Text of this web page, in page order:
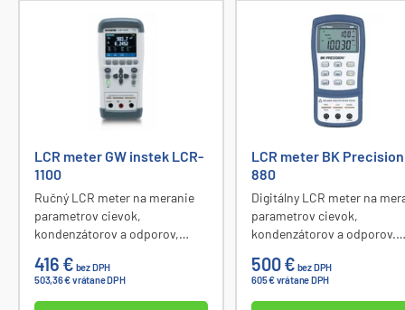
LCR meter GW instek LCR-
1100
Ručný LCR meter na meranie
parametrov cievok,
kondenzátorov a odporov,
meracia frekvencia 50 / 100 /
120 Hz / 1k / 2k / 10k / 50k / 100
kHz, merané veličiny C-D, C-Q,
416 € bez DPH
503,36 € vrátane DPH
LCR meter BK Precision
880
Digitálny LCR meter na
parametrov cievok,
kondenzátorov a odporov.
Meracia frekvencia 100 Hz,
Hz, 1 kHz, 10 KHz a 100 kHz.
Duálny LCD displej, merané
500 € bez DPH
605 € vrátane DPH